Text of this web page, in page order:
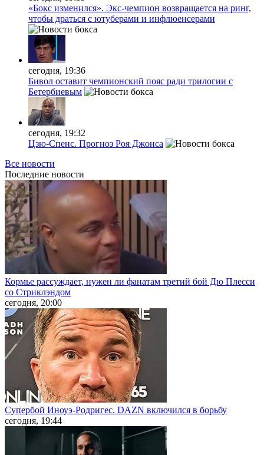
«Бокс изменился». Экс-чемпион возвращается на ринг,
чтобы драться с ютуберами и инфлюенсерами
сегодня, 19:36
Бивол оставит чемпионский пояс ради трилогии с
Бетербиевым
сегодня, 19:32
Цзю-Спенс. Прогноз Роя Джонса
Все новости
Последние новости
Кормье рассуждает, нужен ли фанатам третий бой Дю Плесси
со Стриклэндом
сегодня, 20:00
Супербой Иноуэ-Родригес. DAZN включился в борьбу
сегодня, 19:44